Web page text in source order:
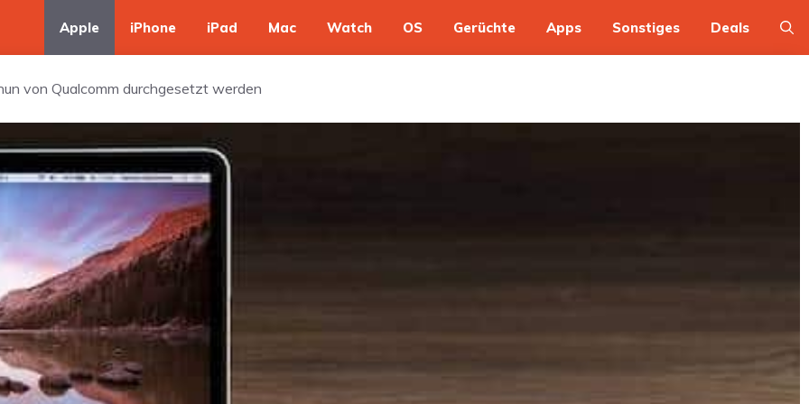
Apple iPhone iPad Mac Watch OS Gerüchte Apps Sonstiges Deals
von Qualcomm durchgesetzt werden